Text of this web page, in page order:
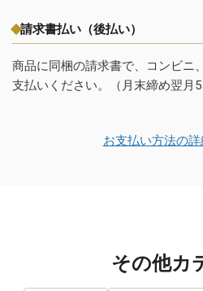
請求書払い（後払い）
商品に同梱の請求書で、コンビニ
支払いください。（月末締め翌月5
お支払い方法の
その他カ